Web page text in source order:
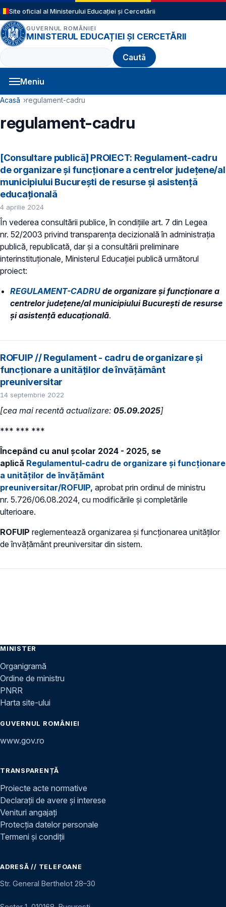
Sari la conținutul principal
Site oficial al Ministerului Educației și Cercetării
GUVERNUL ROMÂNIEI
MINISTERUL EDUCAȚIEI ȘI CERCETĂRII
Caută
Meniu
Navigație principală
Cale de navigare
Acasă regulament-cadru
regulament-cadru
[Consultare publică] PROIECT: Regulament-cadru
de organizare şi funcţionare a centrelor județene/al
municipiului București de resurse și asistență
educațională
4 aprilie 2024
În vederea consultării publice, în condiţiile art. 7 din Legea
nr. 52/2003 privind transparenţa decizională în administraţia
publică, republicată, dar și a consultării preliminare
interinstituționale, Ministerul Educaţiei publică următorul
proiect:
REGULAMENT-CADRU de organizare şi funcţionare a
centrelor județene/al municipiului București de resurse
și asistență educațională.
ROFUIP // Regulament - cadru de organizare și
funcționare a unităților de învățământ
preuniversitar
14 septembrie 2022
[cea mai recentă actualizare: 05.09.2025]
*** *** ***
Începând cu anul școlar 2024 - 2025, se
aplică Regulamentul-cadru de organizare și funcționare
a unităților de învățământ
preuniversitar/ROFUIP, aprobat prin ordinul de ministru
nr. 5.726/06.08.2024, cu modificările și completările
ulterioare.
ROFUIP reglementează organizarea și funcționarea unităților
de învățământ preuniversitar din sistem.
MINISTER
Organigramă
Ordine de ministru
PNRR
Harta site-ului
GUVERNUL ROMÂNIEI
www.gov.ro
TRANSPARENȚĂ
Proiecte acte normative
Declarații de avere și interese
Venituri angajați
Protecția datelor personale
Termeni și condiții
ADRESĂ // TELEFOANE
Str. General Berthelot 28–30